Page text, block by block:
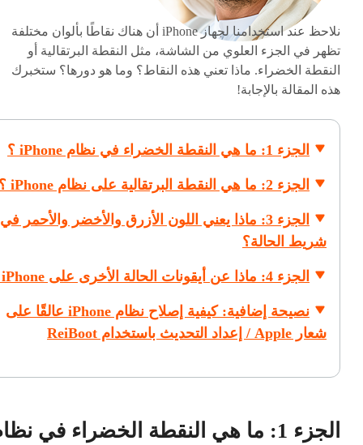
نلاحظ عند استخدامنا لجهاز iPhone أن هناك نقاطًا بألوان مختلفة
تظهر في الجزء العلوي من الشاشة، مثل النقطة البرتقالية أو
النقطة الخضراء. ماذا تعني هذه النقاط؟ وما هو دورها؟ ستخبرك
هذه المقالة بالإجابة!
الجزء 1: ما هي النقطة الخضراء في نظام iPhone ؟
الجزء 2: ما هي النقطة البرتقالية على نظام iPhone ؟
الجزء 3: ماذا يعني اللون الأزرق والأخضر والأحمر في
شريط الحالة؟
الجزء 4: ماذا عن أيقونات الحالة الأخرى على iPhone ؟
نصيحة إضافية: كيفية إصلاح نظام iPhone عالقًا على
شعار Apple / إعداد التحديث باستخدام ReiBoot
الجزء 1: ما هي النقطة الخضراء في